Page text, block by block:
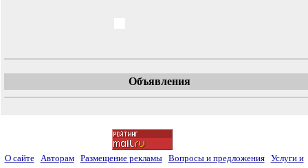
Объявления
О сайте Авторам Размещение рекламы Вопросы и предложения
Услуги и